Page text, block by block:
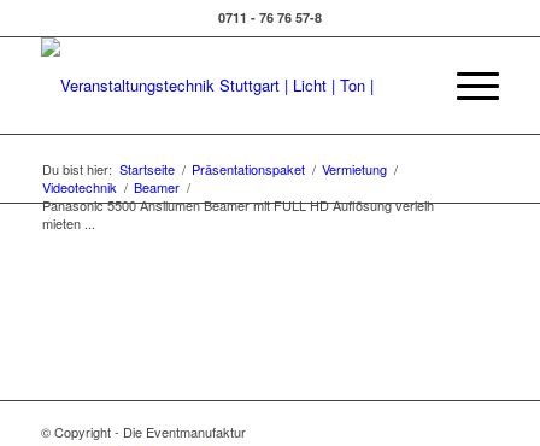
0711 - 76 76 57-8
Du bist hier: Startseite / Präsentationspaket / Vermietung /
Videotechnik / Beamer /
Panasonic 5500 Ansilumen Beamer mit FULL HD Auflösung verleih
mieten ...
© Copyright - Die Eventmanufaktur